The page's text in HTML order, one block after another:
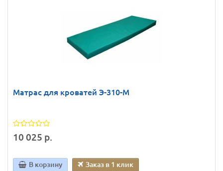
Матрас для кроватей Э-310-М
10 025 р.
В корзину Заказ в 1 клик